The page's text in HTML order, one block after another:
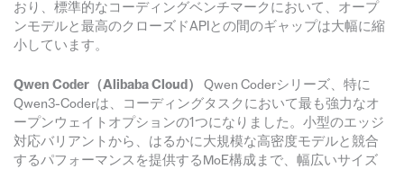
おり、標準的なコーディングベンチマークにおいて、オープ
ンモデルと最高のクローズドAPIとの間のギャップは大幅に縮
小しています。
Qwen Coder（Alibaba Cloud）
Qwen Coderシリーズ、特に
Qwen3-Coderは、コーディングタスクにおいて最も強力なオ
ープンウェイトオプションの1つになりました。小型のエッジ
対応バリアントから、はるかに大規模な高密度モデルと競合
するパフォーマンスを提供するMoE構成まで、幅広いサイズ